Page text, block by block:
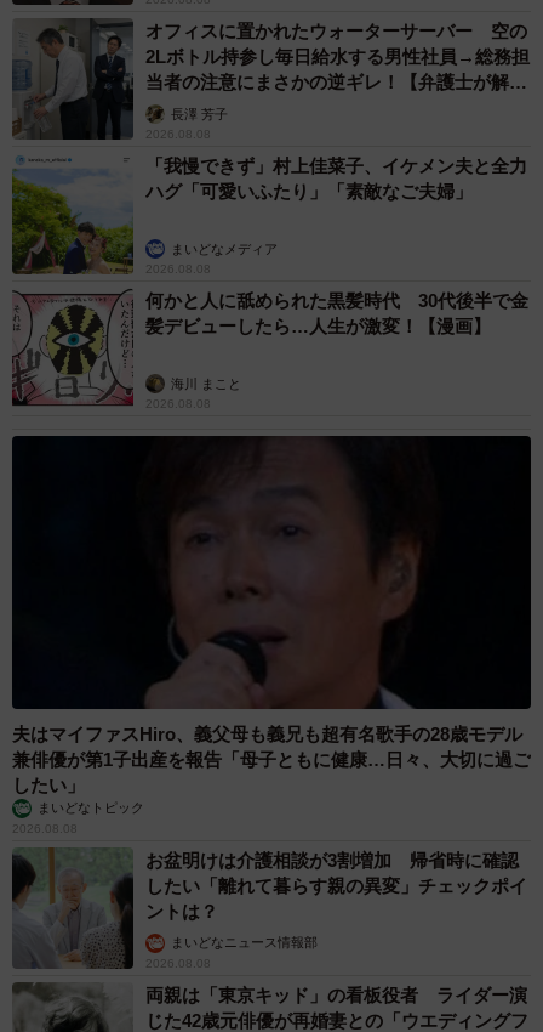
網戸越しに飼い主さんを監視するももちゃん。停止線の向こうのお宅の
わんちゃんも、こんな風にカーテン越しにももちゃんと見つめ合ってる
わんちゃんウォッチングのための一時停止だったことが判
明した、ももちゃんの「止まれ」の真相。
ちなみに、「漢字読めるの？人間なの？」と声をかけてき
た男子小学生は、「車やん」という声をかけたJKちゃんの
弟くん、なのだそうだ。
◼︎柴犬ももさんのInstagram『shiba.momo4』
オフィスに置かれたウォーターサーバー 空の
2Lボトル持参し毎日給水する男性社員→総務担
当者の注意にまさかの逆ギレ！【弁護士が解
説】長澤 芳子
2026.08.08
「我慢できず」村上佳菜子、イケメン夫と全力
ハグ「可愛いふたり」「素敵なご夫婦」
まいどなメディア
2026.08.08
何かと人に舐められた黒髪時代 30代後半で金
髪デビューしたら…人生が激変！【漫画】
海川 まこと
2026.08.08
夫はマイファスHiro、義父母も義兄も超有名歌手の28歳モデル
兼俳優が第1子出産を報告「母子ともに健康…日々、大切に過ご
したい」
まいどなトピック
2026.08.08
お盆明けは介護相談が3割増加 帰省時に確認
したい「離れて暮らす親の異変」チェックポイ
ントは？
まいどなニュース情報部
2026.08.08
両親は「東京キッド」の看板役者 ライダー演
じた42歳元俳優が再婚妻との「ウエディングフ